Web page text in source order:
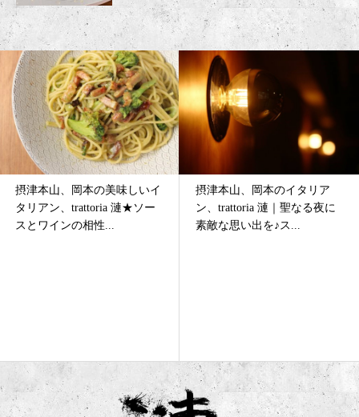
摂津本山、岡本の美味しいイ
タリアン、trattoria 漣★ソー
スとワインの相性...
摂津本山、岡本のイタリア
ン、trattoria 漣｜聖なる夜に
素敵な思い出を♪ス...